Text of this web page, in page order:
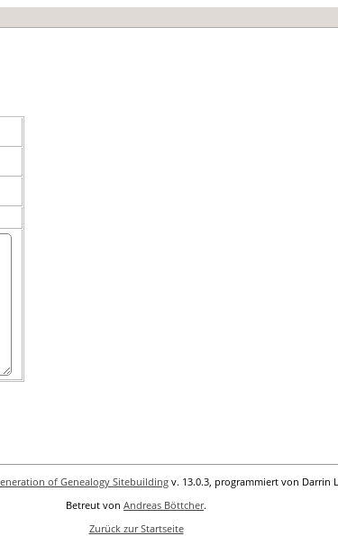
of Genealogy Sitebuildingv. 13.0.3, programmiert von Darrin
Betreut von Andreas Böttcher.
Zurück zur Startseite